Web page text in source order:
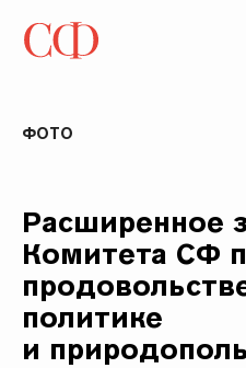
ФОТО
Расширенное
Комитета СФ
политике
и